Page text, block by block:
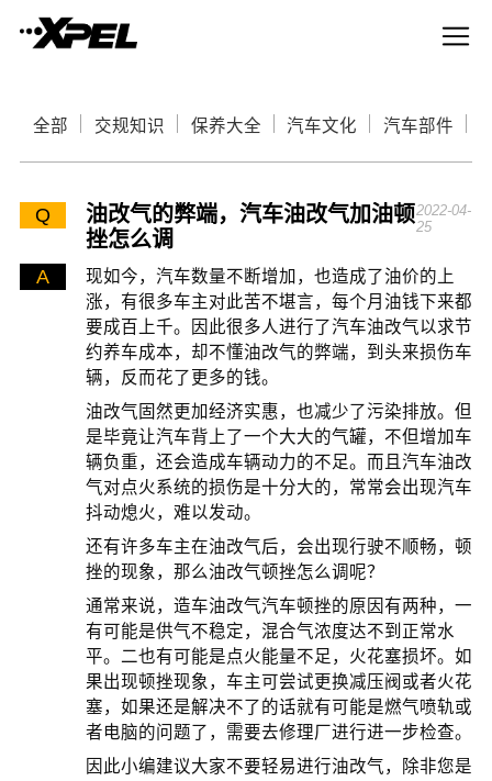
全部 交规知识 保养大全 汽车文化 汽车部件
Q
油改气的弊端，汽车油改气加油顿
挫怎么调
2022-04-
25
A
现如今，汽车数量不断增加，也造成了油价的上
涨，有很多车主对此苦不堪言，每个月油钱下来都
要成百上千。因此很多人进行了汽车油改气以求节
约养车成本，却不懂油改气的弊端，到头来损伤车
辆，反而花了更多的钱。
油改气固然更加经济实惠，也减少了污染排放。但
是毕竟让汽车背上了一个大大的气罐，不但增加车
辆负重，还会造成车辆动力的不足。而且汽车油改
气对点火系统的损伤是十分大的，常常会出现汽车
抖动熄火，难以发动。
还有许多车主在油改气后，会出现行驶不顺畅，顿
挫的现象，那么油改气顿挫怎么调呢？
通常来说，造车油改气汽车顿挫的原因有两种，一
有可能是供气不稳定，混合气浓度达不到正常水
平。二也有可能是点火能量不足，火花塞损坏。如
果出现顿挫现象，车主可尝试更换减压阀或者火花
塞，如果还是解决不了的话就有可能是燃气喷轨或
者电脑的问题了，需要去修理厂进行进一步检查。
因此小编建议大家不要轻易进行油改气，除非您是